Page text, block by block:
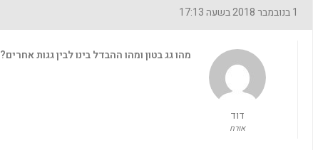
1 בנובמבר 2018 בשעה 17:13
דוד
אורח
מהו גג בטון ומהו ההבדל בינו לבין גגות אחרים?